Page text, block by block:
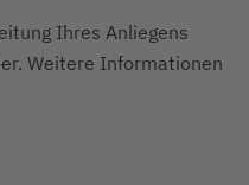
Ihres Anliegens
Weitere Informationen